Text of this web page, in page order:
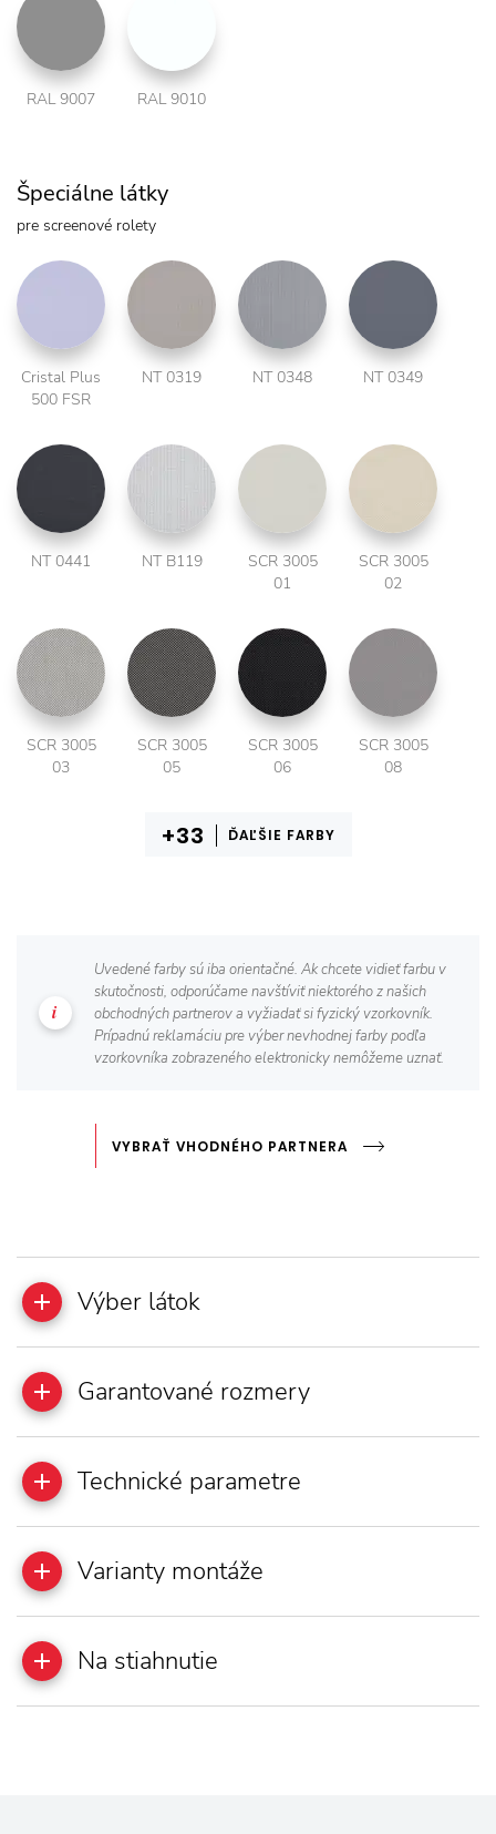
RAL 9007 RAL 9010
Špeciálne látky
pre screenové rolety
Cristal Plus
500 FSR
NT 0319 NT 0348 NT 0349
NT 0441 NT B119
SCR 3005
01
SCR 3005
02
SCR 3005
03
SCR 3005
05
SCR 3005
06
SCR 3005
08
ĎAĽŠIE FARBY
Uvedené farby sú iba orientačné. Ak chcete vidieť farbu v
skutočnosti, odporúčame navštíviť niektorého z našich
obchodných partnerov a vyžiadať si fyzický vzorkovník.
Prípadnú reklamáciu pre výber nevhodnej farby podľa
vzorkovníka zobrazeného elektronicky nemôžeme uznať.
VYBRAŤ VHODNÉHO PARTNERA
Výber látok
Garantované rozmery
Technické parametre
Varianty montáže
Na stiahnutie